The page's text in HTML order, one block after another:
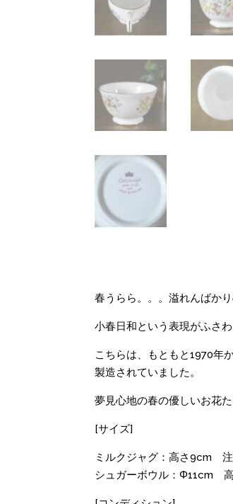
春うらら。。。溢れんばか
小春日和という表現がふさ
こちらは、もともと1970年
製造されていました。
夢見心地の春の優しいお花
[サイズ]
ミルクジャグ：高さ9cm
シュガーボウル：Φ11cm